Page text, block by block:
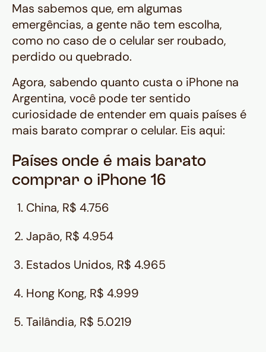
Mas sabemos que, em algumas
emergências, a gente não tem escolha,
como no caso de o celular ser roubado,
perdido ou quebrado.
Agora, sabendo quanto custa o iPhone na
Argentina, você pode ter sentido
curiosidade de entender em quais países é
mais barato comprar o celular. Eis aqui:
Países onde é mais barato
comprar o iPhone 16
China, R$ 4.756
Japão, R$ 4.954
Estados Unidos, R$ 4.965
Hong Kong, R$ 4.999
Tailândia, R$ 5.0219